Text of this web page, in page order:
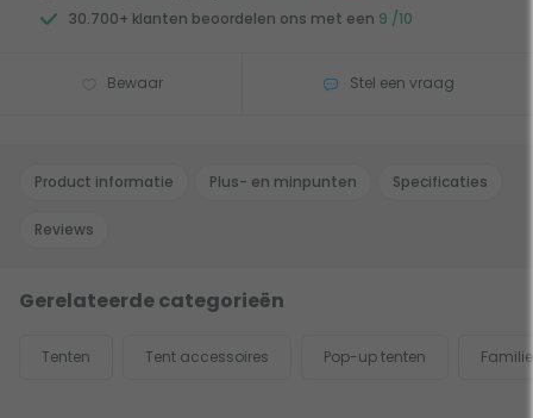
30.700+ klanten beoordelen ons met een 9 /10
Bewaar Stel een vraag
Product informatie Plus- en minpunten Specificaties
Reviews
Gerelateerde categorieën
Tenten Tent accessoires Pop-up tenten